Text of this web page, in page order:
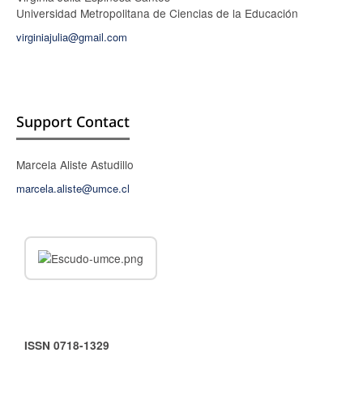
Universidad Metropolitana de Ciencias de la Educación
virginiajulia@gmail.com
Support Contact
Marcela Aliste Astudillo
marcela.aliste@umce.cl
ISSN 0718-1329